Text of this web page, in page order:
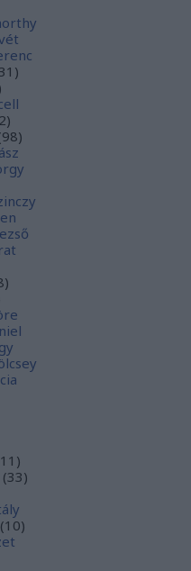
)
)
98)
)
11 )
(33)
(10)